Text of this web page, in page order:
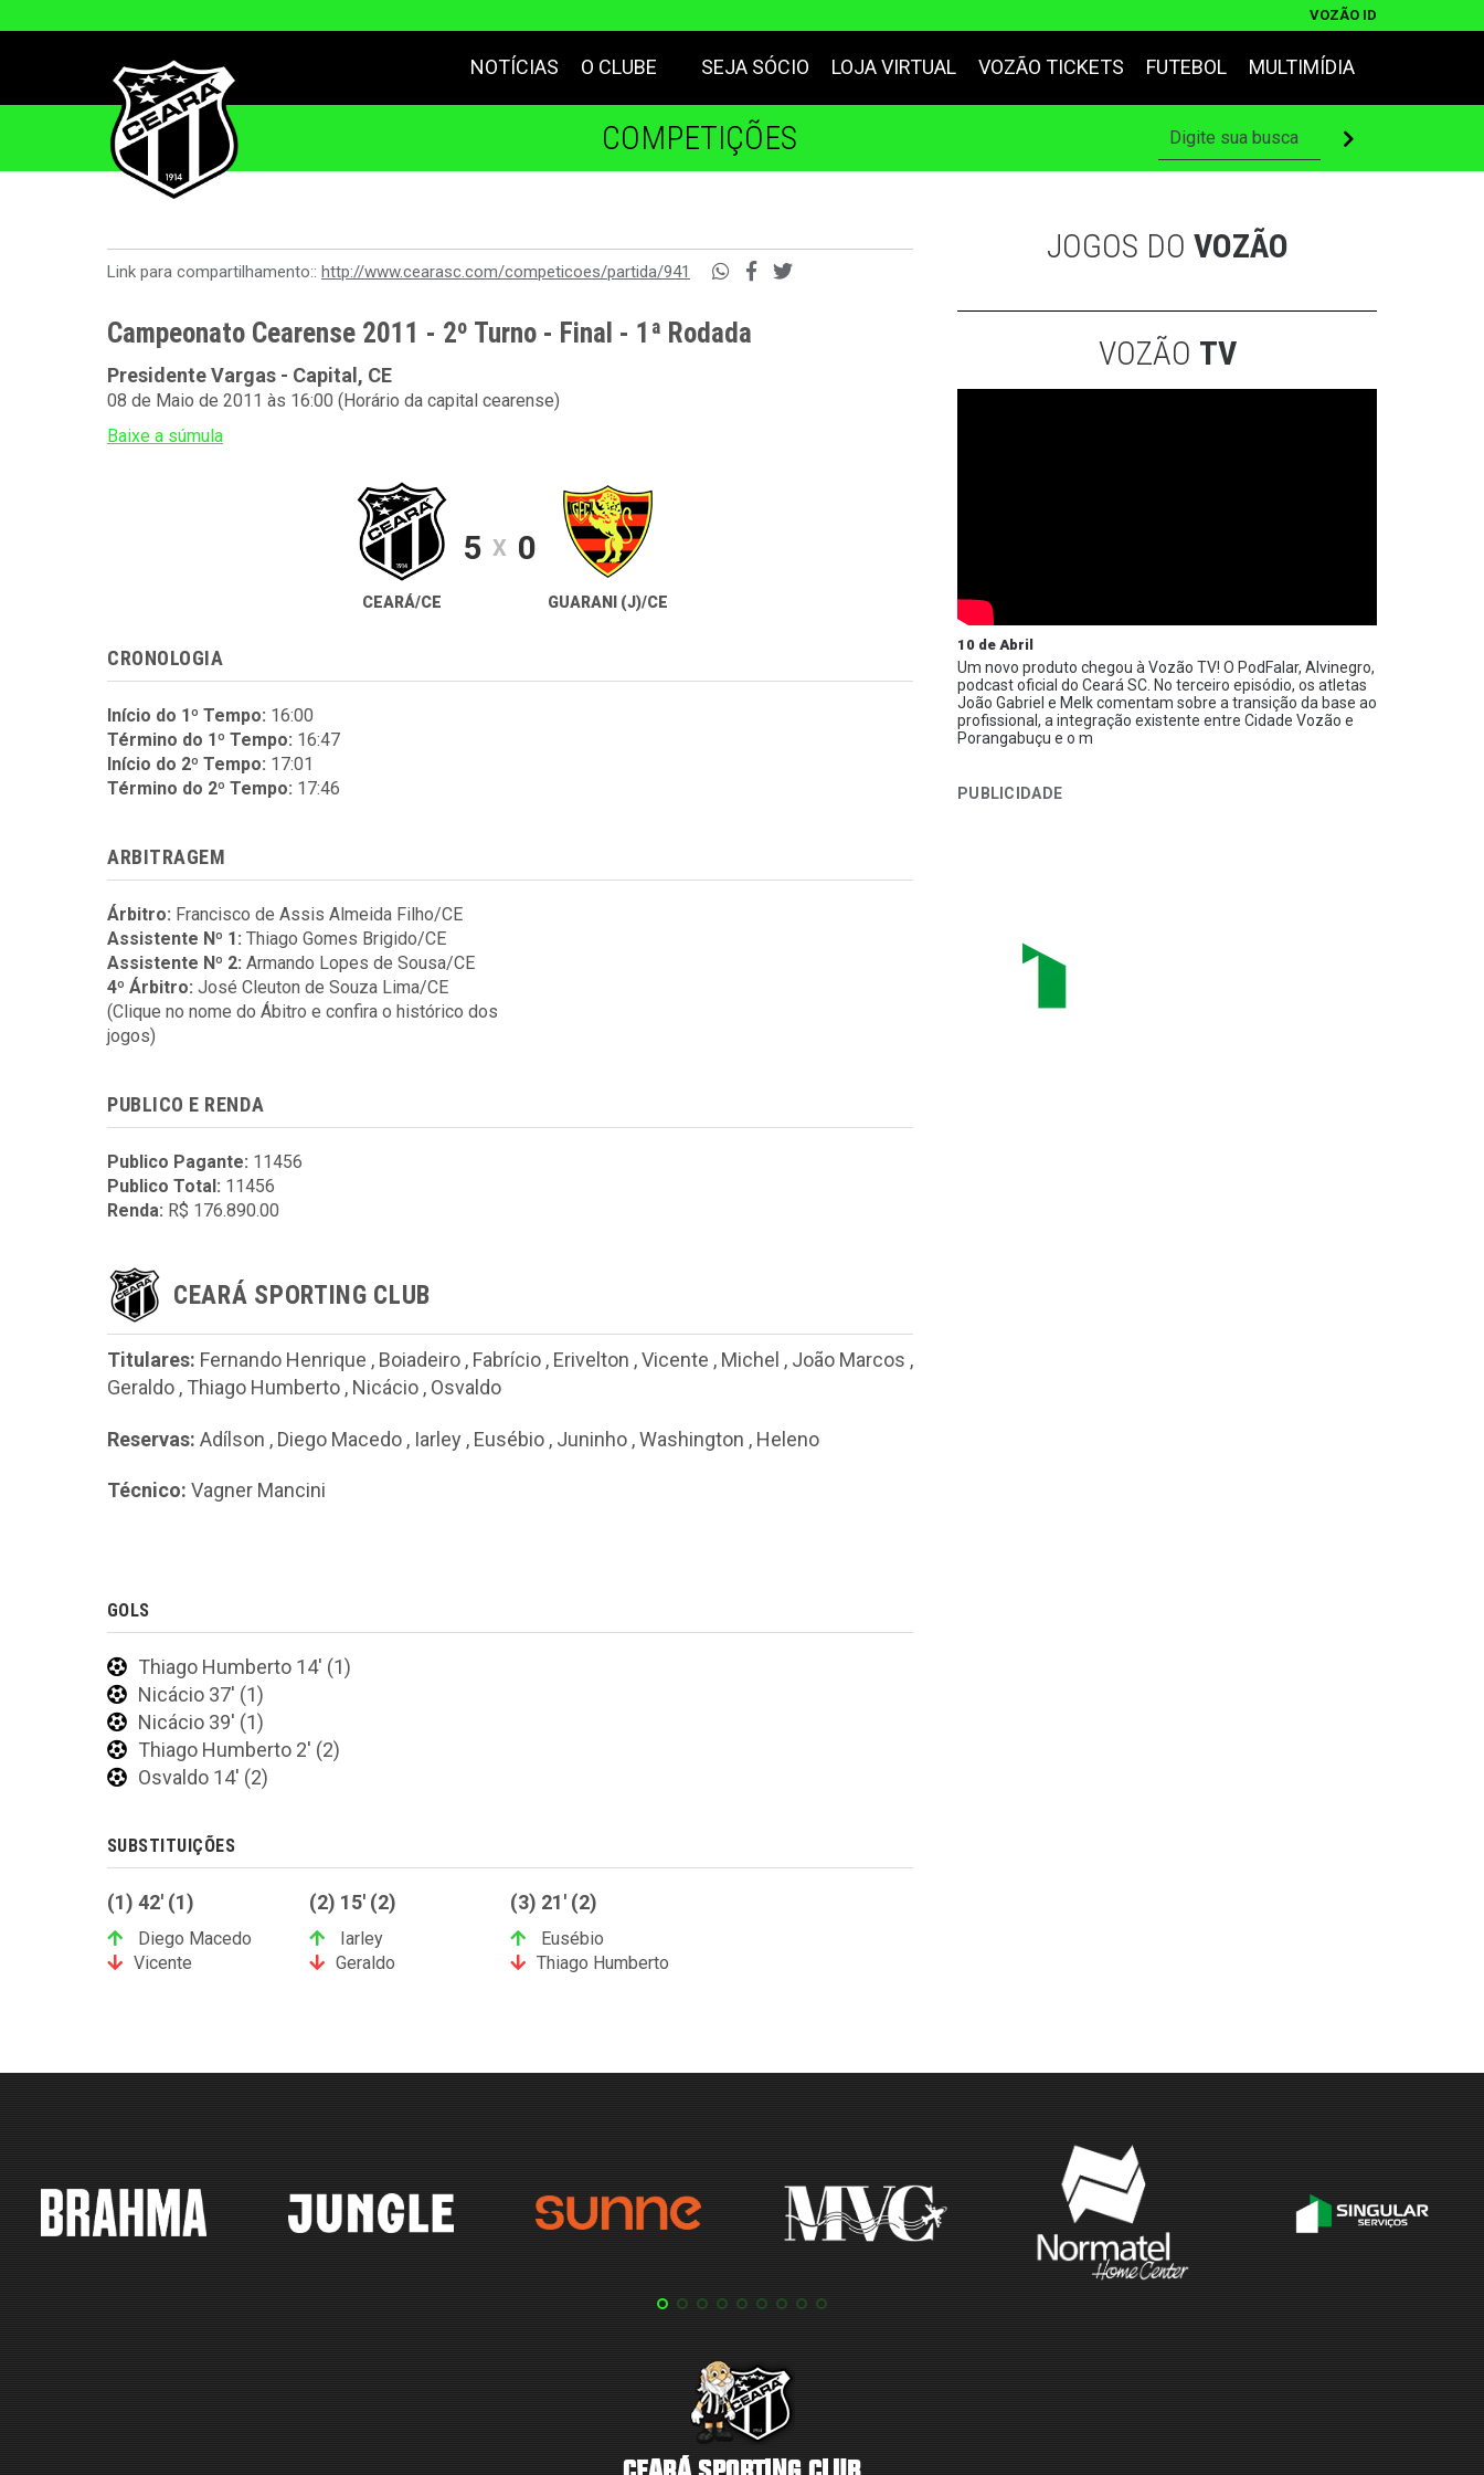
VOZÃO ID
NOTÍCIAS O CLUBE SEJA SÓCIO LOJA VIRTUAL VOZÃO TICKETS FUTEBOL MULTIMÍDIA
COMPETIÇÕES
Link para compartilhamento:: http://www.cearasc.com/competicoes/partida/941
Campeonato Cearense 2011 - 2º Turno - Final - 1ª Rodada
Presidente Vargas - Capital, CE
08 de Maio de 2011 às 16:00 (Horário da capital cearense)
Baixe a súmula
CEARÁ/CE
5 X 0
GUARANI (J)/CE
CRONOLOGIA
Início do 1º Tempo: 16:00
Término do 1º Tempo: 16:47
Início do 2º Tempo: 17:01
Término do 2º Tempo: 17:46
ARBITRAGEM
Árbitro: Francisco de Assis Almeida Filho/CE
Assistente Nº 1: Thiago Gomes Brigido/CE
Assistente Nº 2: Armando Lopes de Sousa/CE
4º Árbitro: José Cleuton de Souza Lima/CE
(Clique no nome do Ábitro e confira o histórico dos
jogos)
PUBLICO E RENDA
Publico Pagante: 11456
Publico Total: 11456
Renda: R$ 176.890.00
CEARÁ SPORTING CLUB
Titulares: Fernando Henrique , Boiadeiro , Fabrício , Erivelton ,Vicente , Michel , João Marcos ,
Geraldo , Thiago Humberto , Nicácio , Osvaldo
Reservas: Adílson , Diego Macedo , Iarley , Eusébio , Juninho ,Washington , Heleno
Técnico: Vagner Mancini
GOLS
Thiago Humberto 14' (1)
Nicácio 37' (1)
Nicácio 39' (1)
Thiago Humberto 2' (2)
Osvaldo 14' (2)
SUBSTITUIÇÕES
(1) 42' (1)
Diego Macedo
Vicente
(2) 15' (2)
Iarley
Geraldo
(3) 21' (2)
Eusébio
Thiago Humberto
JOGOS DO VOZÃO
VOZÃO TV
10 de Abril
Um novo produto chegou à Vozão TV! O PodFalar, Alvinegro,
podcast oficial do Ceará SC. No terceiro episódio, os atletas
João Gabriel e Melk comentam sobre a transição da base ao
profissional, a integração existente entre Cidade Vozão e
Porangabuçu e o m
PUBLICIDADE